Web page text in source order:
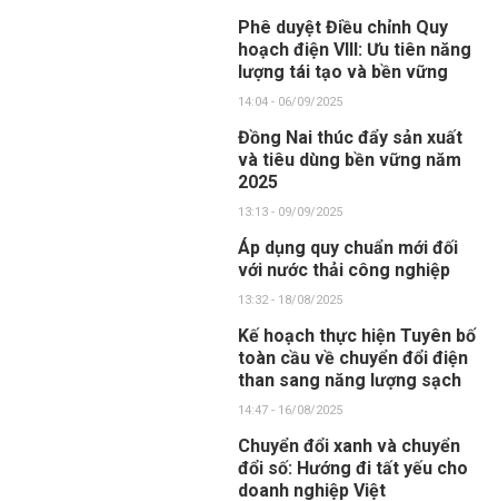
Phê duyệt Điều chỉnh Quy
hoạch điện VIII: Ưu tiên năng
lượng tái tạo và bền vững
14:04 - 06/09/2025
Đồng Nai thúc đẩy sản xuất
và tiêu dùng bền vững năm
2025
13:13 - 09/09/2025
Áp dụng quy chuẩn mới đối
với nước thải công nghiệp
13:32 - 18/08/2025
Kế hoạch thực hiện Tuyên bố
toàn cầu về chuyển đổi điện
than sang năng lượng sạch
14:47 - 16/08/2025
Chuyển đổi xanh và chuyển
đổi số: Hướng đi tất yếu cho
doanh nghiệp Việt